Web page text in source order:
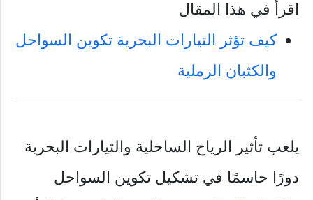
اقرأ في هذا المقال
كيف تؤثر التيارات البحرية تكوين السواحل
والكثبان الرملية
يلعب تأثير الرياح الساحلية والتيارات البحرية
دورًا حاسمًا في تشكيل تكوين السواحل